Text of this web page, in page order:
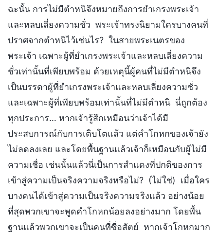
ฉะนั้น การไม่มีตำหนิจึงหมายถึงการยำเกรงพระเจ้า
และหลบเลี่ยงความชั่ว พระเจ้าทรงนิยามใครบางคนที่
ปราศจากตำหนิไว้เช่นไร? ในสายพระเนตรของ
พระเจ้า เฉพาะผู้ที่ยำเกรงพระเจ้าและหลบเลี่ยงความ
ชั่วเท่านั้นที่เพียบพร้อม ด้วยเหตุนี้ผู้คนที่ไม่มีตำหนิจึง
เป็นบรรดาผู้ที่ยำเกรงพระเจ้าและหลบเลี่ยงความชั่ว
และเฉพาะผู้ที่เพียบพร้อมเท่านั้นที่ไม่มีตำหนิ นี่ถูกต้อง
ทุกประการ… หากเจ้ารู้สึกเหมือนว่าเจ้าได้มี
ประสบการณ์กับการเติบโตแล้ว แต่คำโกหกของเจ้ายัง
ไม่ลดลงเลย และโดยพื้นฐานแล้วเจ้าก็เหมือนกับผู้ไม่มี
ความเชื่อ เช่นนั้นแล้วนี่เป็นการสำแดงที่ปกติของการ
เข้าสู่ความเป็นจริงความจริงหรือไม่? (ไม่ใช่) เมื่อใคร
บางคนได้เข้าสู่ความเป็นจริงความจริงแล้ว อย่างน้อย
ที่สุดพวกเขาจะพูดคำโกหกน้อยลงอย่างมาก โดยพื้น
ฐานแล้วพวกเขาจะเป็นคนที่ซื่อสัตย์ หากเจ้าโกหกมาก